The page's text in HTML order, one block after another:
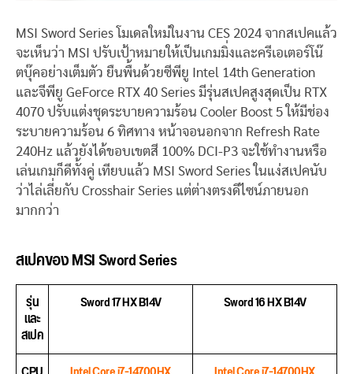
MSI Sword Series โมเดลใหม่ในงาน CES 2024 จากสเปคแล้ว
จะเห็นว่า MSI ปรับเป้าหมายให้เป็นเกมมิ่งและครีเอเตอร์โน๊
ตบุ๊คอย่างเต็มตัว ยืนพื้นด้วยซีพียู Intel 14th Generation
และจีพียู GeForce RTX 40 Series มีรุ่นสเปคสูงสุดเป็น RTX
4070 ปรับแต่งชุดระบายความร้อน Cooler Boost 5 ให้มีช่อง
ระบายความร้อน 6 ทิศทาง หน้าจอนอกจาก Refresh Rate
240Hz แล้วยังได้ขอบเขตสี 100% DCI-P3 จะใช้ทำงานหรือ
เล่นเกมก็ดีทั้งคู่ เทียบแล้ว MSI Sword Series ในแง่สเปคนับ
ว่าไล่เลี่ยกับ Crosshair Series แต่ต่างตรงดีไซน์ภายนอก
มากกว่า
สเปคของ MSI Sword Series
รุ่น
และ
สเปค
Sword 17 HX B14V Sword 16 HX B14V